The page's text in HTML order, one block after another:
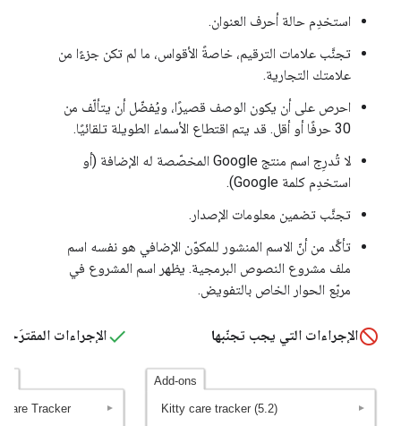
استخدِم حالة أحرف العنوان.
تجنَّب علامات الترقيم، خاصةً الأقواس، ما لم تكن جزءًا من
علامتك التجارية.
احرص على أن يكون الوصف قصيرًا، ويُفضّل أن يتألّف من
30 حرفًا أو أقل. قد يتم اقتطاع الأسماء الطويلة تلقائيًا.
لا تُدرِج اسم منتج Google المخصّصة له الإضافة (أو
استخدِم كلمة Google).
تجنَّب تضمين معلومات الإصدار.
تأكَّد من أنّ الاسم المنشور للمكوّن الإضافي هو نفسه اسم
ملف مشروع النصوص البرمجية. يظهر اسم المشروع في
مربّع الحوار الخاص بالتفويض.
الإجراءات التي يجب تجنّبها الإجراءات المقترَحة